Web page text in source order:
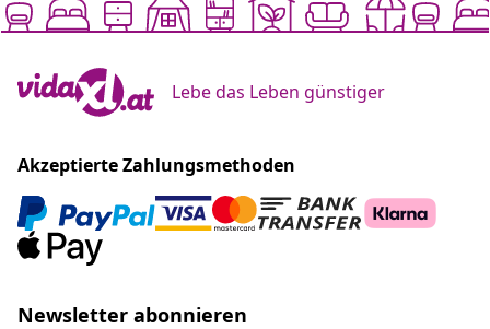
Lebe das Leben günstiger
Akzeptierte Zahlungsmethoden
Newsletter abonnieren